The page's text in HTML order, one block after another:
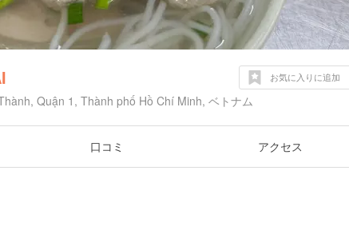
Quận 1, Thành phố Hồ Chí Minh, ベトナム
お気に入りに追加
口コミ アクセス